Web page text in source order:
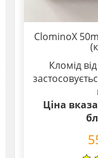
ClominoX
Кломід
Ціна